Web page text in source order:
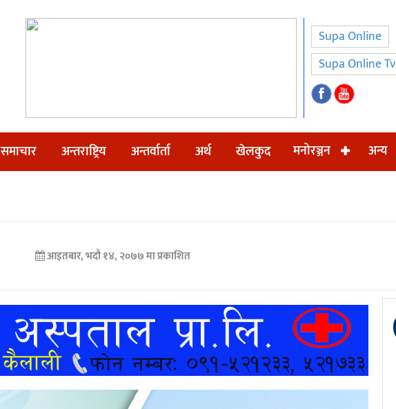
Supa Online
Supa Online Tv
समाचार अन्तराष्ट्रिय अन्तर्वार्ता अर्थ खेलकुद मनोरञ्जन अन्य
आइतबार, भदौ १४, २०७७ मा प्रकाशित